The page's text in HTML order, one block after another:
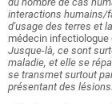
interactions humains/
d'usage des terres et
médecin infectiologue
Jusque-là, ce sont
maladie, et elle se
se transmet surtout
présentant des